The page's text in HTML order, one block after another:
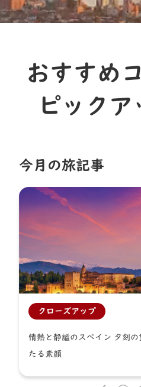
おすすめ
ピックア
今⽉の旅記事
クローズアップ
情熱と静謐のスペイン 夕刻
たる素顔